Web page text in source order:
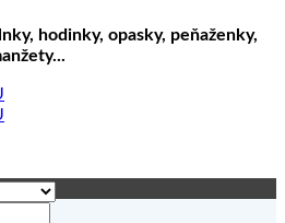
hodinky, opasky, peňaženky,